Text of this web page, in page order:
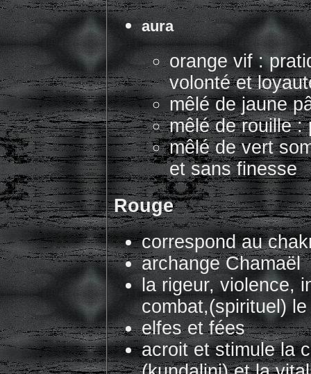
aura
orange vif :
volonté et
mêlé de jaune
mêlé de rouille :
mêlé de vert
et sans finesse
Rouge
correspond au
archange Chamaël
la rigeur, violence,
combat,(spirituel)
elfes et fées
acroit et stimule la